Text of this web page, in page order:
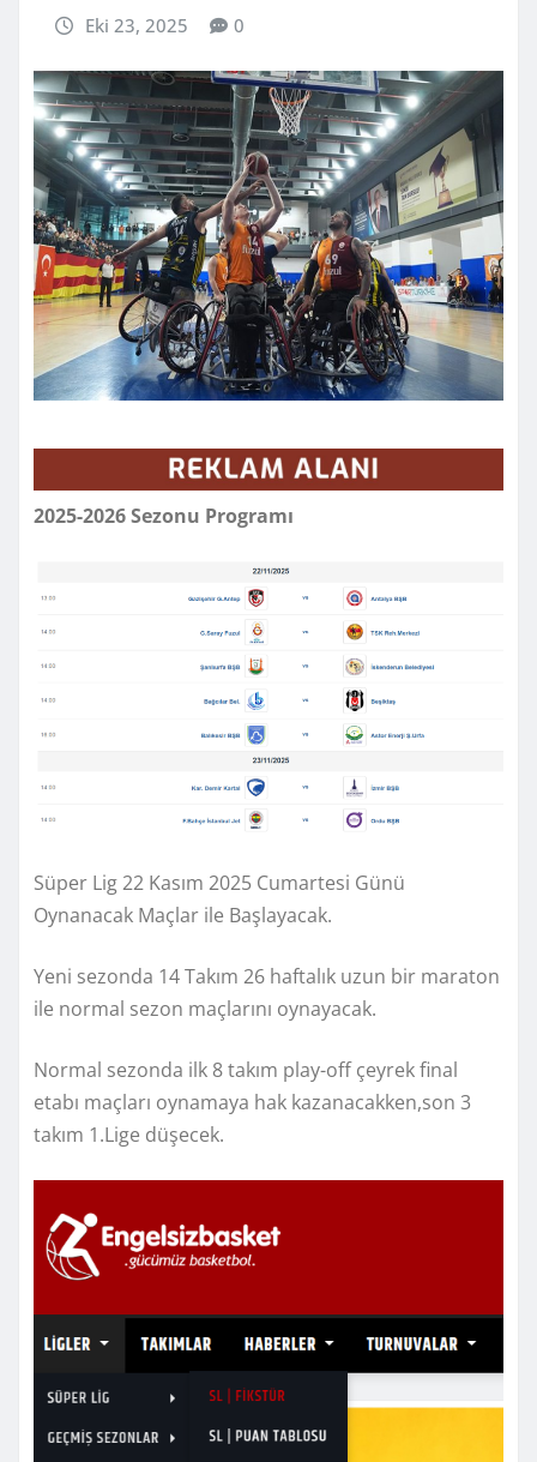
Eki 23, 2025 0
2025-2026 Sezonu Programı
Süper Lig 22 Kasım 2025 Cumartesi Günü
Oynanacak Maçlar ile Başlayacak.
Yeni sezonda 14 Takım 26 haftalık uzun bir maraton
ile normal sezon maçlarını oynayacak.
Normal sezonda ilk 8 takım play-off çeyrek final
etabı maçları oynamaya hak kazanacakken,son 3
takım 1.Lige düşecek.